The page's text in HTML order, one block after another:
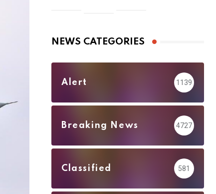
NEWS CATEGORIES
Alert 1139
Breaking News 4727
Classified 581